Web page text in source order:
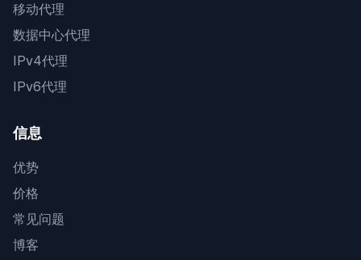
移动代理
数据中心代理
IPv4代理
IPv6代理
信息
优势
价格
常见问题
博客